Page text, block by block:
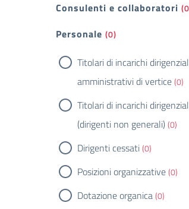
Consulenti e collaboratori
Personale (0)
Titolari di incarichi
amministrativi di vertice(0)
Titolari di incarichi
(dirigenti non generali)(0)
Dirigenti cessati(0)
Posizioni organizzative(0)
Dotazione organica(0)